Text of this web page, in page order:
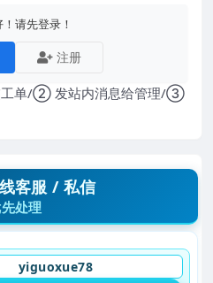
请先登录！
注册
工单/② 发站内消息给管理/③
客服 / 私信
处理
yiguoxue78